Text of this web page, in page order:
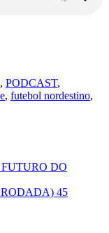
, PODCAST,
, futebol nordestino,
DO
45